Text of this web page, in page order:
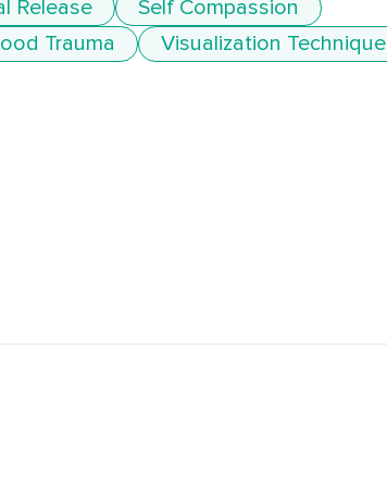
Release
Self Compassion
Trauma
Visualization Technique